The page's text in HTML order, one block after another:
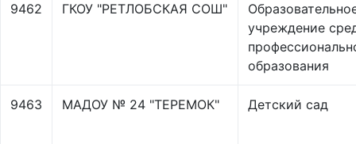
9462 ГКОУ "РЕТЛОБСКАЯ СОШ"
учреждение
образования
9463 МАДОУ № 24 "ТЕРЕМОК" Детский сад